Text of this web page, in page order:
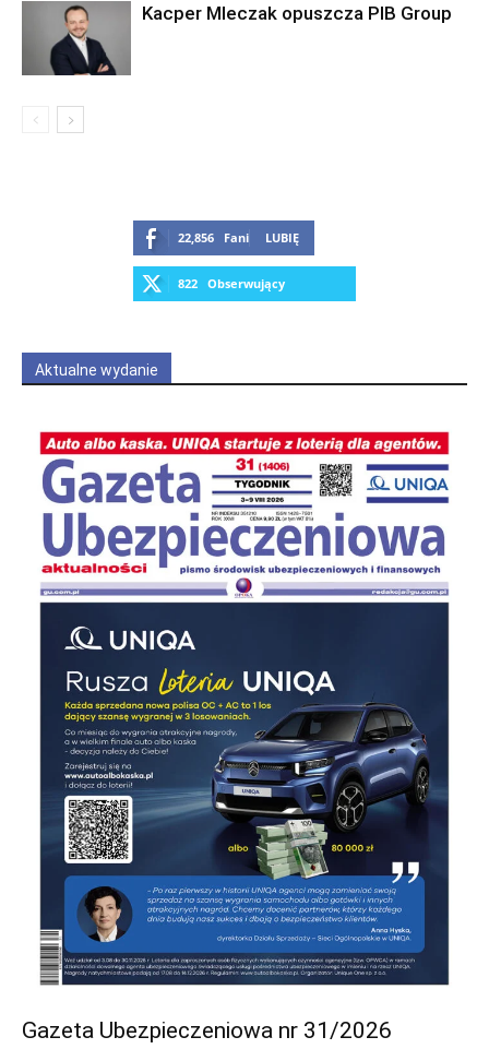
Kacper Mleczak opuszcza PIB Group
22,856 Fani LUBIĘ
822 Obserwujący
Aktualne wydanie
Gazeta Ubezpieczeniowa nr 31/2026